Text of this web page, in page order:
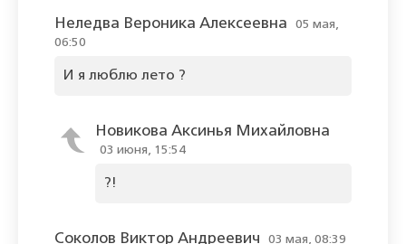
Неледва Вероника Алексеевна
05 мая,
06:50
И я люблю лето ?
Новикова Аксинья Михайловна
03 июня, 15:54
?!
Соколов Виктор Андреевич 03 мая, 08:39